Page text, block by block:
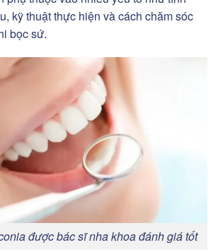
kỹ thuật thực hiện và cách chăm sóc
bọc sứ.
được bác sĩ nha khoa đánh giá tốt